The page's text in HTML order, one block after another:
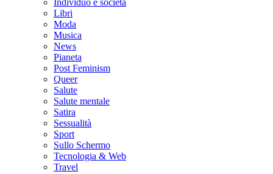
Individuo e società
Libri
Moda
Musica
News
Pianeta
Post Feminism
Queer
Salute
Salute mentale
Satira
Sessualità
Sport
Sullo Schermo
Tecnologia & Web
Travel